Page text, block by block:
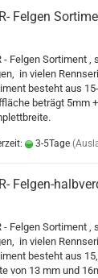
Felgen
- Felgen Sortiment
in vielen
besteht aus
beträgt 5mm
3-5Tage
Felgen-
- Felgen Sortiment
in vielen
besteht aus
von 13 mm und